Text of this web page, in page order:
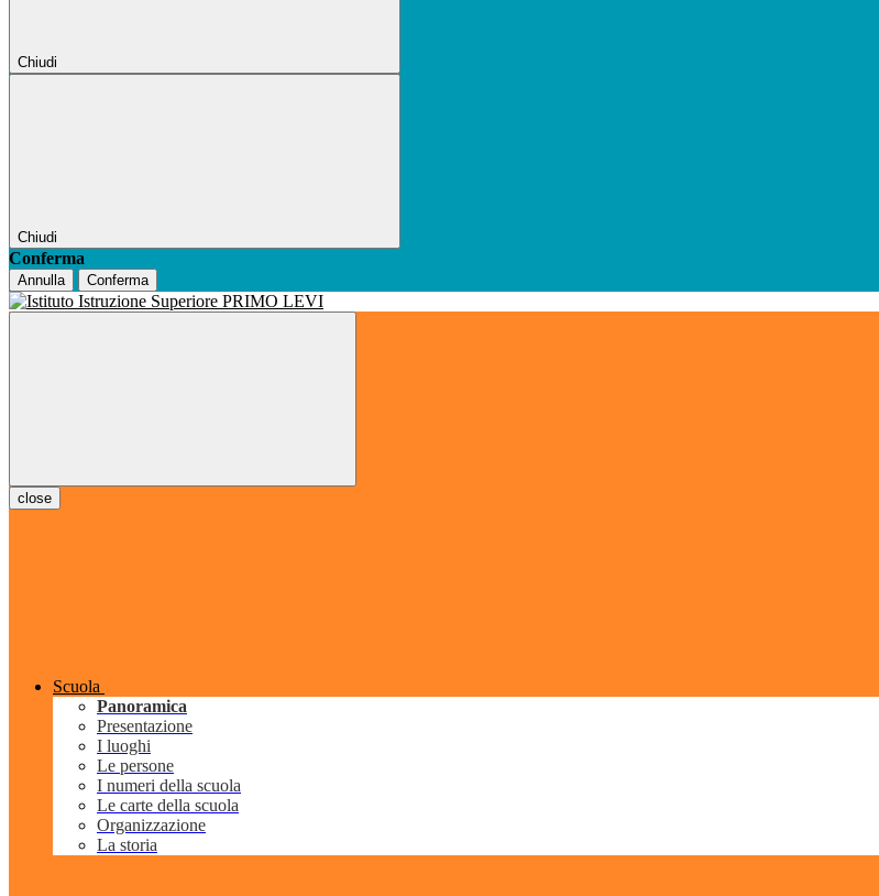
Chiudi
Chiudi
Conferma
Annulla Conferma
close
Scuola
Panoramica
Presentazione
I luoghi
Le persone
I numeri della scuola
Le carte della scuola
Organizzazione
La storia